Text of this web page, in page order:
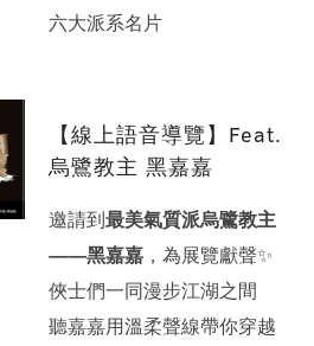
六大派系名片
【線上語音導覽】Feat.
烏鷺教主 黑嘉嘉
邀請到最美氣質派烏鷺教主
——黑嘉嘉，為展覽獻聲✨
俠士們一同漫步江湖之間
聽嘉嘉用溫柔聲線帶你穿越